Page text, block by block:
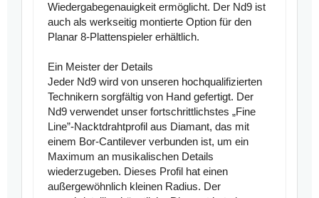
Wiedergabegenauigkeit ermöglicht. Der Nd9 ist
auch als werkseitig montierte Option für den
Planar 8-Plattenspieler erhältlich.
Ein Meister der Details
Jeder Nd9 wird von unseren hochqualifizierten
Technikern sorgfältig von Hand gefertigt. Der
Nd9 verwendet unser fortschrittlichstes „Fine
Line”-Nacktdrahtprofil aus Diamant, das mit
einem Bor-Cantilever verbunden ist, um ein
Maximum an musikalischen Details
wiederzugeben. Dieses Profil hat einen
außergewöhnlich kleinen Radius. Der